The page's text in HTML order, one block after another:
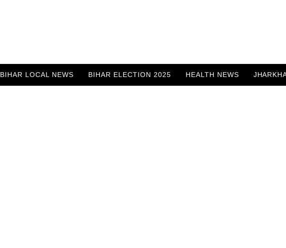
BIHAR LOCAL NEWS BIHAR ELECTION 2025 HEALTH NEWS